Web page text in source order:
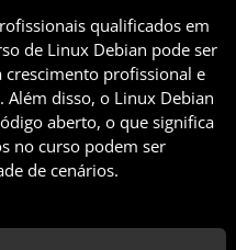
qualificados em
de Linux Debian pode ser
crescimento profissional e
disso, o Linux Debian
aberto, o que significa
no curso podem ser
de cenários.